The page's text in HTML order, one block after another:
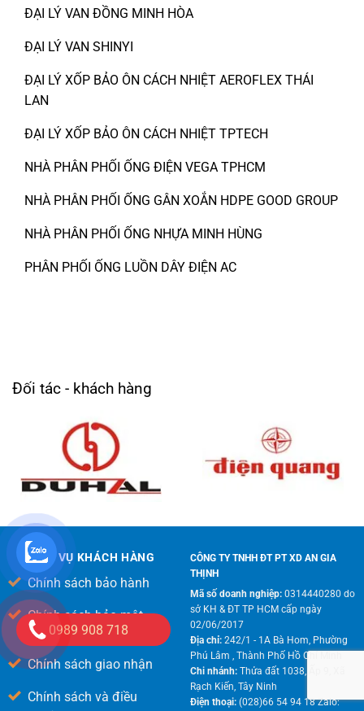
ĐẠI LÝ VAN ĐỒNG MINH HÒA
ĐẠI LÝ VAN SHINYI
ĐẠI LÝ XỐP BẢO ÔN CÁCH NHIỆT AEROFLEX THÁI
LAN
ĐẠI LÝ XỐP BẢO ÔN CÁCH NHIỆT TPTECH
NHÀ PHÂN PHỐI ỐNG ĐIỆN VEGA TPHCM
NHÀ PHÂN PHỐI ỐNG GÂN XOẮN HDPE GOOD GROUP
NHÀ PHÂN PHỐI ỐNG NHỰA MINH HÙNG
PHÂN PHỐI ỐNG LUỒN DÂY ĐIỆN AC
Đối tác - khách hàng
DỊCH VỤ KHÁCH HÀNG
Chính sách bảo hành
Chính sách bảo mật
thông tin
Chính sách giao nhận
Chính sách và điều
CÔNG TY TNHH ĐT PT XD AN GIA
THỊNH
Mã số doanh nghiệp:0314440280 do
sở KH & ĐT TP HCM cấp ngày
02/06/2017
Địa chỉ:242/1 - 1A Bà Hom, Phường
Phú Lâm , Thành Phố Hồ Chí Minh
Chi nhánh: Thửa đất 1038, Ấp 9, Xã
Rạch Kiến, Tây Ninh
Điện thoại:(028)66 54 94 18 Zalo:
0989 908 718